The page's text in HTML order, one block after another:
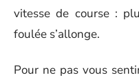
vitesse de course :
foulée s’allonge.
Pour ne pas vous